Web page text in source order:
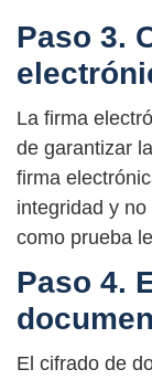
Paso 3.
La firma
de garantizar
firma
integridad y
como prueba
Paso 4.
El cifrado de